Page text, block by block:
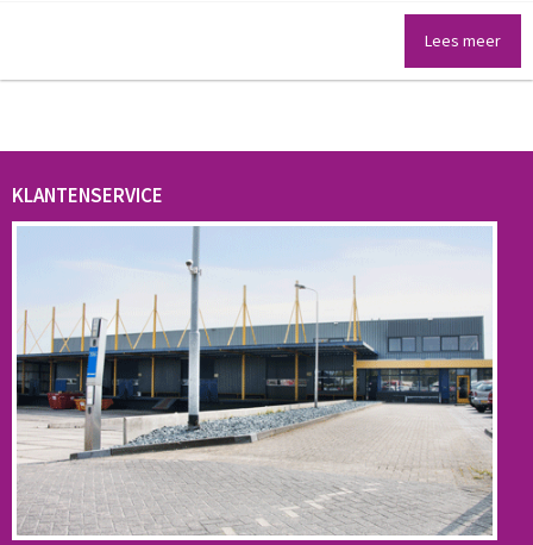
Lees meer
KLANTENSERVICE